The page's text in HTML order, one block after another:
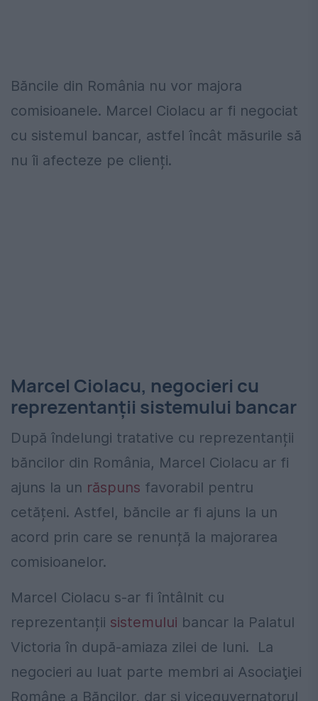
Băncile din România nu vor majora
comisioanele. Marcel Ciolacu ar fi negociat
cu sistemul bancar, astfel încât măsurile să
nu îi afecteze pe clienți.
Marcel Ciolacu, negocieri cu
reprezentanții sistemului bancar
După îndelungi tratative cu reprezentanții
băncilor din România, Marcel Ciolacu ar fi
ajuns la un răspuns favorabil pentru
cetățeni. Astfel, băncile ar fi ajuns la un
acord prin care se renunță la majorarea
comisioanelor.
Marcel Ciolacu s-ar fi întâlnit cu
reprezentanții sistemului bancar la Palatul
Victoria în după-amiaza zilei de luni.
La
negocieri au luat parte membri ai Asociaţiei
Române a Băncilor, dar și viceguvernatorul